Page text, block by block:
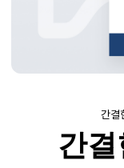
간결
간